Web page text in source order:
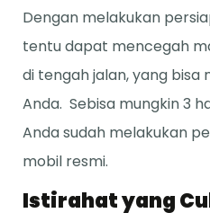
Dengan melakukan
tentu dapat mencegah
di tengah jalan, yang
Anda. Sebisa mungkin 3
Anda sudah melakukan
mobil resmi.
Istirahat yang